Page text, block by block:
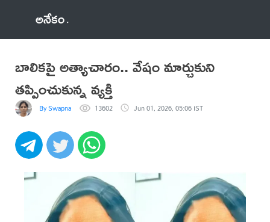
అనేకం
బాలికపై అత్యాచారం.. వేషం మార్చుకుని
తప్పించుకున్న వ్యక్తి
By Swapna 13602 Jun 01, 2026, 05:06 IST